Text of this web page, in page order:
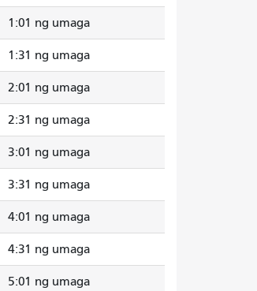
1:01 ng umaga
1:31 ng umaga
2:01 ng umaga
2:31 ng umaga
3:01 ng umaga
3:31 ng umaga
4:01 ng umaga
4:31 ng umaga
5:01 ng umaga